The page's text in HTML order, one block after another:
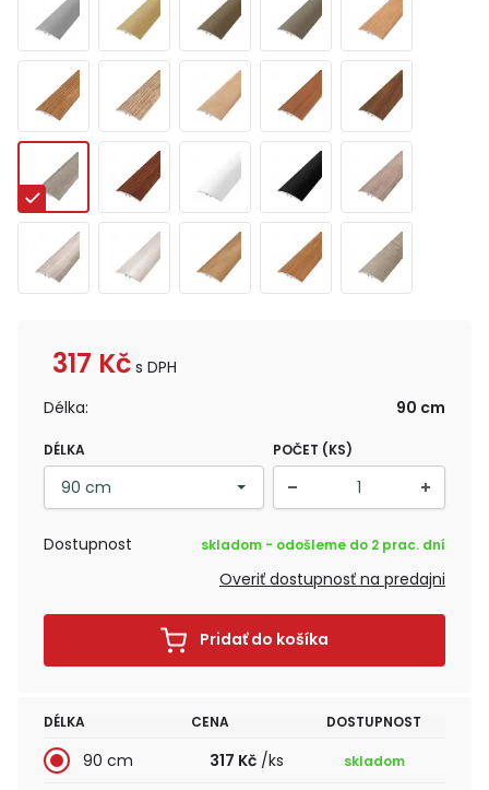
317 Kč s DPH
Délka:
90 cm
DÉLKA POČET (KS)
Dostupnost skladom - odošleme do 2 prac. dní
Overiť dostupnosť na predajni
Pridať do košíka
DÉLKA CENA DOSTUPNOST
90 cm 317 Kč /ks skladom